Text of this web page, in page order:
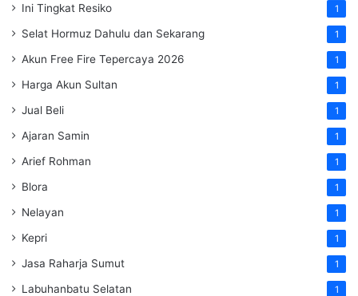
Ini Tingkat Resiko 1
Selat Hormuz Dahulu dan Sekarang 1
Akun Free Fire Tepercaya 2026 1
Harga Akun Sultan 1
Jual Beli 1
Ajaran Samin 1
Arief Rohman 1
Blora 1
Nelayan 1
Kepri 1
Jasa Raharja Sumut 1
Labuhanbatu Selatan 1